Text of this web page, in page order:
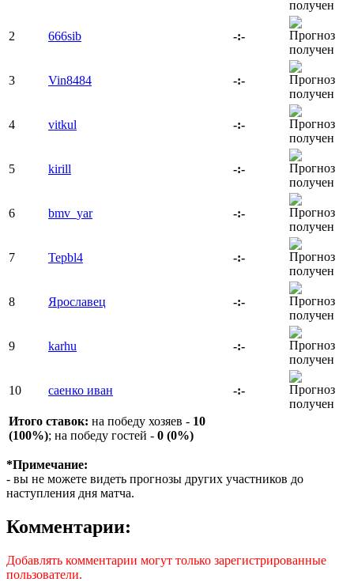
2 666sib -:-
3 Vin8484 -:-
4 vitkul -:-
5 kirill -:-
6 bmv_yar -:-
7 Tepbl4 -:-
8 Ярославец -:-
9 karhu -:-
10 саенко иван -:-
Итого ставок: на победу хозяев - 10
(100%); на победу гостей - 0 (0%)
*Примечание:
- вы не можете видеть прогнозы других участников до
наступления дня матча.
Комментарии:
Добавлять комментарии могут только зарегистрированные
пользователи.